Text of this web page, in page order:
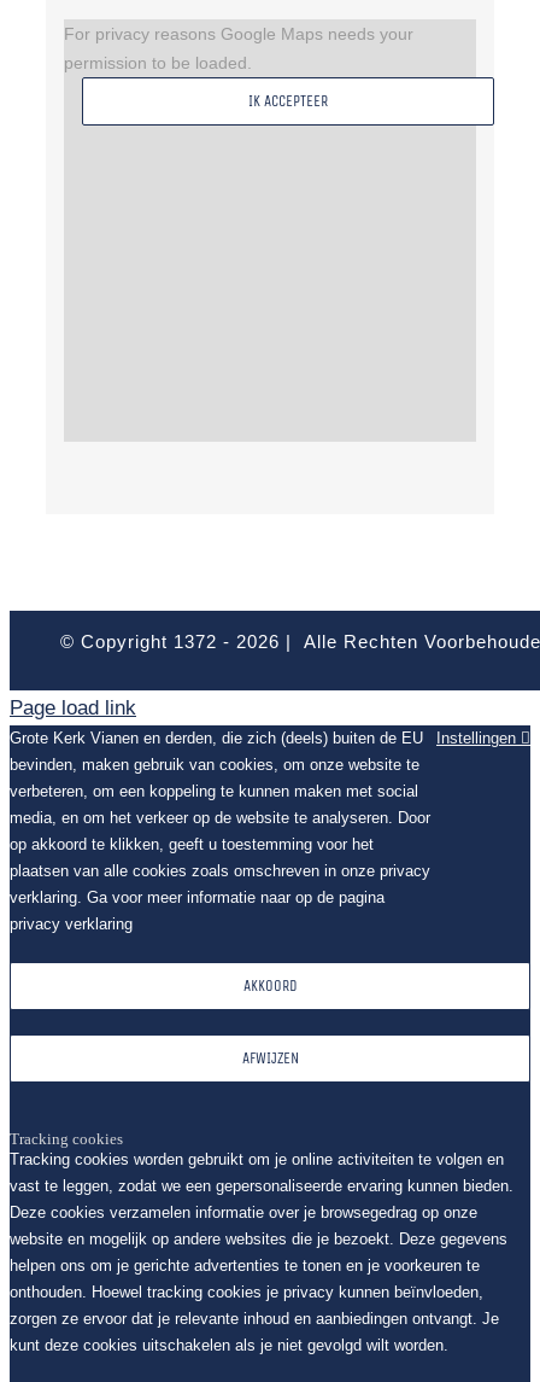
For privacy reasons Google Maps needs your
permission to be loaded.
IK ACCEPTEER
© Copyright 1372 - 2026 | Alle Rechten
Page load link
Grote Kerk Vianen en derden, die zich (deels) buiten de EU
bevinden, maken gebruik van cookies, om onze website te
verbeteren, om een koppeling te kunnen maken met social
media, en om het verkeer op de website te analyseren. Door
op akkoord te klikken, geeft u toestemming voor het
plaatsen van alle cookies zoals omschreven in onze privacy
verklaring. Ga voor meer informatie naar op de pagina
privacy verklaring
Instellingen
AKKOORD
AFWIJZEN
Tracking cookies
Tracking cookies worden gebruikt om je online activiteiten te volgen en
vast te leggen, zodat we een gepersonaliseerde ervaring kunnen bieden.
Deze cookies verzamelen informatie over je browsegedrag op onze
website en mogelijk op andere websites die je bezoekt. Deze gegevens
helpen ons om je gerichte advertenties te tonen en je voorkeuren te
onthouden. Hoewel tracking cookies je privacy kunnen beïnvloeden,
zorgen ze ervoor dat je relevante inhoud en aanbiedingen ontvangt. Je
kunt deze cookies uitschakelen als je niet gevolgd wilt worden.